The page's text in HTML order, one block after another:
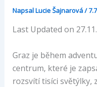
NapsalLucie Šajnarová/
Last Updated on
Graz je během
centrum, které je
rozsvítí tisíci světýlky,